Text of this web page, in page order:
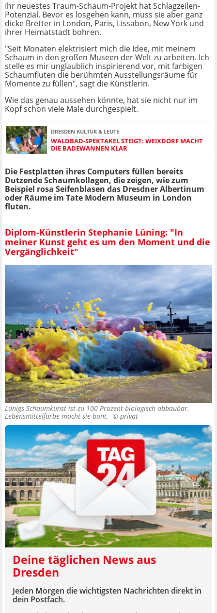
Ihr neuestes Traum-Schaum-Projekt hat Schlagzeilen-
Potenzial. Bevor es losgehen kann, muss sie aber ganz
dicke Bretter in London, Paris, Lissabon, New York und
ihrer Heimatstadt bohren.
"Seit Monaten elektrisiert mich die Idee, mit meinem
Schaum in den großen Museen der Welt zu arbeiten. Ich
stelle es mir unglaublich inspirierend vor, mit farbigen
Schaumfluten die berühmten Ausstellungsräume für
Momente zu füllen", sagt die Künstlerin.
Wie das genau aussehen könnte, hat sie nicht nur im
Kopf schon viele Male durchgespielt.
DRESDEN KULTUR & LEUTE
WALDBAD-SPEKTAKEL STEIGT: WEIXDORF MACHT
DIE BADEWANNEN KLAR
Die Festplatten ihres Computers füllen bereits
Dutzende Schaumkollagen, die zeigen, wie zum
Beispiel rosa Seifenblasen das Dresdner Albertinum
oder Räume im Tate Modern Museum in London​
fluten.
Diplom-Künstlerin Stephanie Lüning: "In
meiner Kunst geht es um den Moment und die
Vergänglichkeit"
Lünigs Schaumkunst ist zu 100 Prozent biologisch abbaubar.
Lebensmittelfarbe macht sie bunt. © privat
Deine täglichen News aus
Dresden
Jeden Morgen die wichtigsten Nachrichten direkt in
dein Postfach.